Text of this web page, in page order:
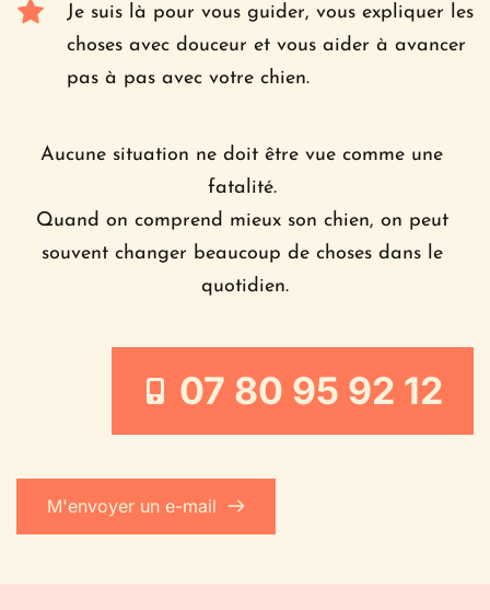
Je suis là pour vous guider, vous expliquer les
choses avec douceur et vous aider à avancer
pas à pas avec votre chien.
Aucune situation ne doit être vue comme une
fatalité.
Quand on comprend mieux son chien, on peut
souvent changer beaucoup de choses dans le
quotidien.
07 80 95 92 12
M'envoyer un e-mail